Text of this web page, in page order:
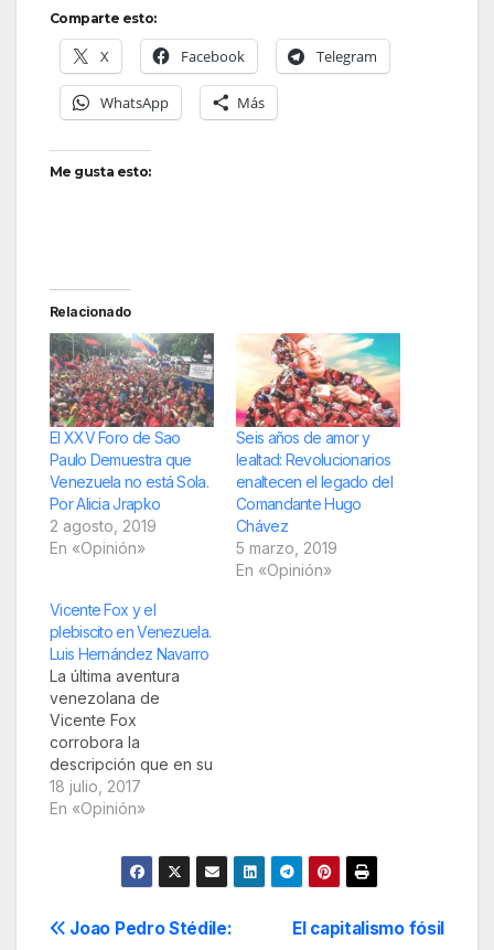
Comparte esto:
X Facebook Telegram
WhatsApp Más
Me gusta esto:
Relacionado
El XXV Foro de Sao
Paulo Demuestra que
Venezuela no está Sola.
Por Alicia Jrapko
2 agosto, 2019
En «Opinión»
Seis años de amor y
lealtad: Revolucionarios
enaltecen el legado del
Comandante Hugo
Chávez
5 marzo, 2019
En «Opinión»
Vicente Fox y el
plebiscito en Venezuela.
Luis Hernández Navarro
La última aventura
venezolana de
Vicente Fox
corrobora la
descripción que en su
momento hizo sobre
él el presidente Hugo
cachorro del imperio.
Y, también –habría
Pinos. Fuente: La
Jornada Samuel
18 julio, 2017
En «Opinión»
Navegación
El capitalismo fósil
Joao Pedro Stédile: